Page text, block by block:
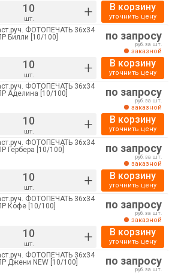
шт. + В корзину
уточнить цену
ФОТОПЕЧАТЬ 36х34
Билли [10/100]
шт. +
по запросу
руб. за шт.
заказной
В корзину
уточнить цену
ФОТОПЕЧАТЬ 36х34
Аделина [10/100]
шт. +
по запросу
руб. за шт.
заказной
В корзину
уточнить цену
ФОТОПЕЧАТЬ 36х34
Гербера [10/100]
шт. +
по запросу
руб. за шт.
заказной
В корзину
уточнить цену
ФОТОПЕЧАТЬ 36х34
Кофе [10/100]
шт. +
по запросу
руб. за шт.
заказной
В корзину
уточнить цену
ФОТОПЕЧАТЬ 36х34
Джени NEW [10/100]
по запросу
руб. за шт.